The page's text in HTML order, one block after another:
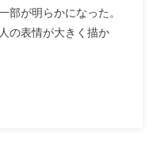
部が明らかになった。
の表情が大きく描か